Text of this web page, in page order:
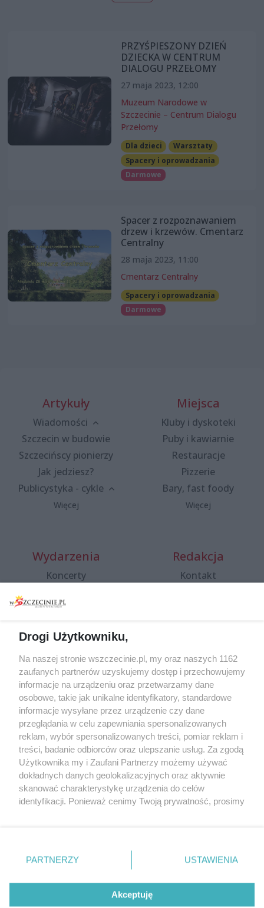
PRZYŚPIESZONY DZIEŃ
DZIECKA W CENTRUM
DIALOGU PRZEŁOMY
27 maja 2023, 12:00
Muzeum Narodowe w
Szczecinie – Centrum Dialogu
Przełomy
Dla dzieci
Warsztaty
Spacery i oprowadzania
Darmowe
Spacer z rozpoznawaniem
drzew i krzewów. Cmentarz
Centralny
28 maja 2023, 11:00
Cmentarz Centralny
Spacery i oprowadzania
Darmowe
Artykuły
Wiadomości
Szczecin w budowie
Szczecińscy pionierzy
Jak jedziesz?
Publicystyka - cykle
Więcej
Miejsca
Kluby i dyskoteki
Puby i kawiarnie
Restauracje
Pizzerie
Bary, fast foody
Więcej
Wydarzenia
Koncerty
Spacery i oprowadzania
targi
Wernisaże
Więcej
Redakcja
Kontakt
Specjalny koncert z okazji
20. urodzin portalu
wSzczecinie.pl
Regulamin konkursów
śniadaniówka "Hej
Szczecin! Jest piątek!"
Partnerzy
Praca Szczecin
© 2026 wSzczecinie.pl
Created by GOD
Drogi Użytkowniku,
Na naszej stronie wszczecinie.pl, my oraz naszych 1162
zaufanych partnerów uzyskujemy dostęp i przechowujemy
informacje na urządzeniu oraz przetwarzamy dane
osobowe, takie jak unikalne identyfikatory, standardowe
informacje wysyłane przez urządzenie czy dane
przeglądania w celu zapewniania spersonalizowanych
reklam, wybór spersonalizowanych treści, pomiar reklam i
treści, badanie odbiorców oraz ulepszanie usług. Za zgodą
Użytkownika my i Zaufani Partnerzy możemy używać
dokładnych danych geolokalizacyjnych oraz aktywnie
skanować charakterystykę urządzenia do celów
identyfikacji. Ponieważ cenimy Twoją prywatność, prosimy
prywatności znajdujący się w lewym dolnym rogu strony
. Niektóre rodzaje przetwarzania danych nie wymagają
takiemu przetwarzaniu. Preferencje będą miały
zastosowania tylko na tej witrynie.
PARTNERZY USTAWIENIA
Akceptuję